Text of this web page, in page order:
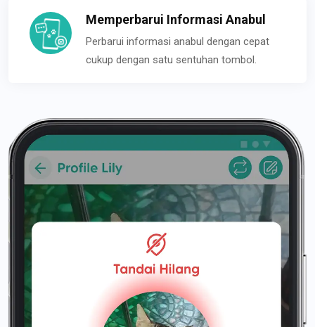
Memperbarui Informasi Anabul
Perbarui informasi anabul dengan cepat
cukup dengan satu sentuhan tombol.